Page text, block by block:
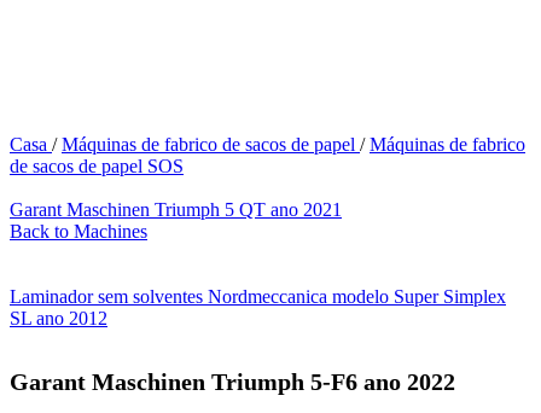
Casa / Máquinas de fabrico de sacos de papel / Máquinas de fabrico
de sacos de papel SOS
Garant Maschinen Triumph 5 QT ano 2021
Back to Machines
Laminador sem solventes Nordmeccanica modelo Super Simplex
SL ano 2012
Garant Maschinen Triumph 5-F6 ano 2022